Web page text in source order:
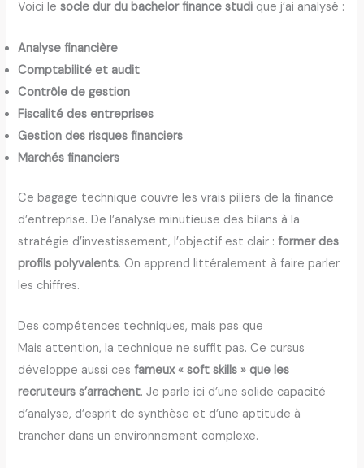
Voici lesocle dur du bachelor finance studi que j’ai analysé :
Analyse financière
Comptabilité et audit
Contrôle de gestion
Fiscalité des entreprises
Gestion des risques financiers
Marchés financiers
Ce bagage technique couvre les vrais piliers de la finance
d’entreprise. De l’analyse minutieuse des bilans à la
stratégie d’investissement, l’objectif est clair :former des
profils polyvalents. On apprend littéralement à faire parler
les chiffres.
Des compétences techniques, mais pas que
Mais attention, la technique ne suffit pas. Ce cursus
développe aussi cesfameux « soft skills » que les
recruteurs s’arrachent. Je parle ici d’une solide capacité
d’analyse, d’esprit de synthèse et d’une aptitude à
trancher dans un environnement complexe.